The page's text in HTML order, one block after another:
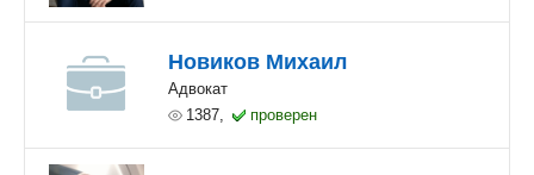
Новиков Михаил
Адвокат
1387,
проверен